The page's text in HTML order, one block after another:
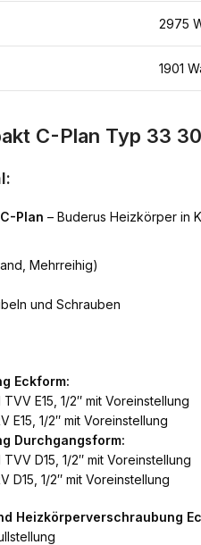
2975
1901
C-Plan Typ 33
Plan – Buderus Heizkörper in
Mehrreihig)
und Schrauben
Eckform:
E15, 1/2″ mit Voreinstellung
1/2″ mit Voreinstellung
Durchgangsform:
D15, 1/2″ mit Voreinstellung
D15, 1/2″ mit Voreinstellung
Heizkörperverschraubung